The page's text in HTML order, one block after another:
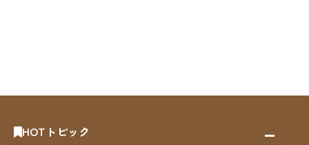
HOTトピック